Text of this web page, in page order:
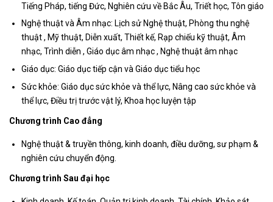
Tiếng Pháp, tiếng Đức, Nghiên cứu về Bắc Âu, Triết học, Tôn giáo
Nghệ thuật và Âm nhạc: Lịch sử Nghệ thuật, Phòng thu nghệ
thuật , Mỹ thuật, Diễn xuất, Thiết kế, Rạp chiếu kỹ thuật, Âm
nhạc, Trình diễn , Giáo dục âm nhạc , Nghệ thuật âm nhạc
Giáo dục: Giáo dục tiếp cận và Giáo dục tiểu học
Sức khỏe: Giáo dục sức khỏe và thể lực, Nâng cao sức khỏe và
thể lực, Điều trị trước vật lý, Khoa học luyện tập
Chương trình Cao đẳng
Nghệ thuật & truyền thông, kinh doanh, điều dưỡng, sư phạm &
nghiên cứu chuyển động.
Chương trình Sau đại học